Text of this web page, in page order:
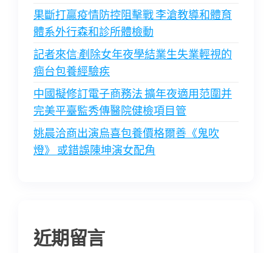
果斷打贏疫情防控阻擊戰 李滄教導和體育
體系外行森和診所體檢動
記者來信:剷除女年夜學結業生失業輕視的
痼台包養經驗疾
中國擬修訂電子商務法 擴年夜適用范圍并
完美平臺監秀傳醫院健檢項目管
姚晨洽商出演烏喜包養價格爾善《鬼吹
燈》 或錯誤陳坤演女配角
近期留言